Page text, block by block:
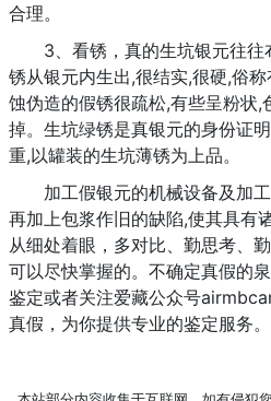
合理。
3、看锈，真的生坑银元往往
锈从银元内生出,很结实,很硬,俗
蚀伪造的假锈很疏松,有些呈粉状,
掉。生坑绿锈是真银元的身份证
重,以罐装的生坑薄锈为上品。
加工假银元的机械设备及加工
再加上包浆作旧的缺陷,使其具有
从细处着眼，多对比、勤思考、
可以尽快掌握的。不确定真假的
鉴定或者关注爱藏公众号
真假，为你提供专业的鉴定服务。